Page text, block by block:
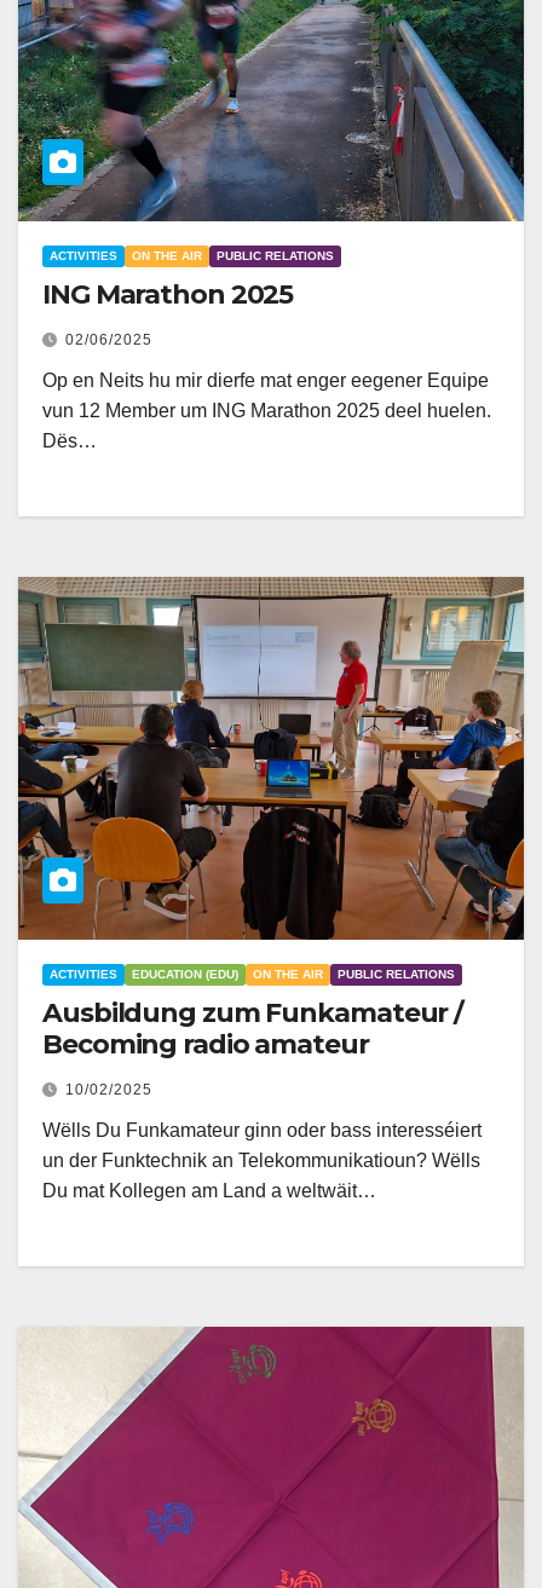
ACTIVITIES ON THE AIR PUBLIC RELATIONS
ING Marathon 2025
02/06/2025
Op en Neits hu mir dierfe mat enger eegener Equipe
vun 12 Member um ING Marathon 2025 deel huelen.
Dës…
ACTIVITIES EDUCATION (EDU) ON THE AIR PUBLIC RELATIONS
Ausbildung zum Funkamateur /
Becoming radio amateur
10/02/2025
Wëlls Du Funkamateur ginn oder bass interesséiert
un der Funktechnik an Telekommunikatioun? Wëlls
Du mat Kollegen am Land a weltwäit…